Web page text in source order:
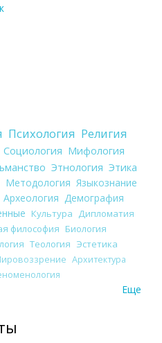
Психология Религия
Социология Мифология
Этнология Этика
Методология Языкознание
Археология Демография
Культура
Дипломатия
философия Биология
Теология Эстетика
Архитектура
Еще